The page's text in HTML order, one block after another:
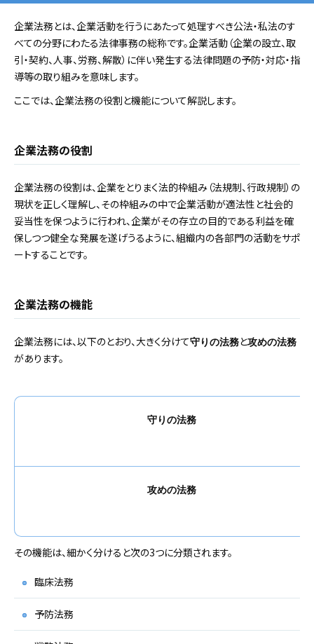
企業法務とは、企業活動を行うにあたって処理すべき公法・私法のす
べての分野にわたる法律事務の総称です。企業活動（企業の設立、取
引・契約、人事、労務、解散）に伴い発生する法律問題の予防・対応・指
導等の取り組みを意味します。
ここでは、企業法務の役割と機能について解説します。
企業法務の役割
企業法務の役割は、企業をとりまく法的枠組み（法規制、行政規制）の
現状を正しく理解し、その枠組みの中で企業活動が適法性と社会的
妥当性を保つように行われ、企業がその存立の目的である利益を確
保しつつ健全な発展を遂げうるように、組織内の各部門の活動をサポ
ートすることです。
企業法務の機能
企業法務には、以下のとおり、大きく分けて守りの法務と攻めの法務
があります。
守りの法務
攻めの法務
その機能は、細かく分けると次の3つに分類されます。
臨床法務
予防法務